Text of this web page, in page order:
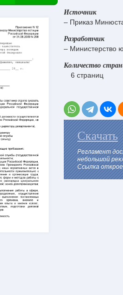
Источник
– Приказ
Разработчик
– Министерство
Количество
6 страниц
Скачать
Регламент
небольшой
Ссылка